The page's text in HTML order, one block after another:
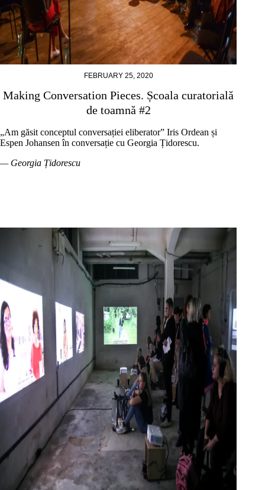
FEBRUARY 25, 2020
Making Conversation Pieces. Școala curatorială
de toamnă #2
„Am găsit conceptul conversației eliberator” Iris Ordean și
Espen Johansen în conversație cu Georgia Țidorescu.
— Georgia Țidorescu